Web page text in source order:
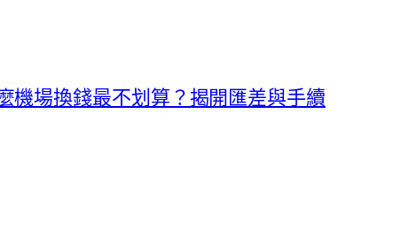
機場換錢最不划算？揭開匯差與手續